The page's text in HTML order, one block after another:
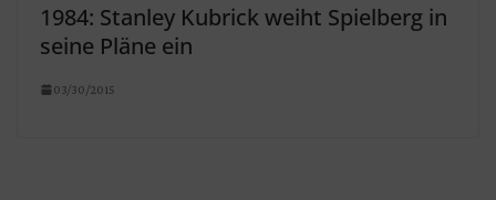
1984: Stanley Kubrick weiht Spielberg in
seine Pläne ein
03/30/2015